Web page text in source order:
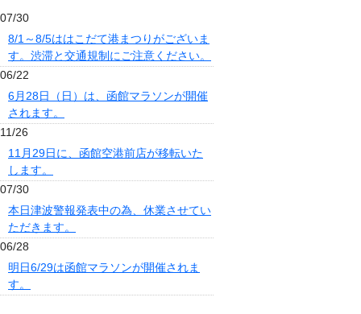
07/30
8/1～8/5ははこだて港まつりがございま
す。渋滞と交通規制にご注意ください。
06/22
6月28日（日）は、函館マラソンが開催
されます。
11/26
11月29日に、函館空港前店が移転いた
します。
07/30
本日津波警報発表中の為、休業させてい
ただきます。
06/28
明日6/29は函館マラソンが開催されま
す。